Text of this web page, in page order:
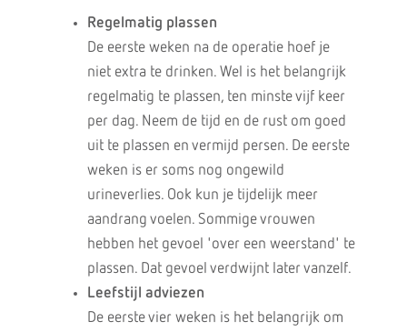
Regelmatig plassen
De eerste weken na de operatie hoef je
niet extra te drinken. Wel is het belangrijk
regelmatig te plassen, ten minste vijf keer
per dag. Neem de tijd en de rust om goed
uit te plassen en vermijd persen. De eerste
weken is er soms nog ongewild
urineverlies. Ook kun je tijdelijk meer
aandrang voelen. Sommige vrouwen
hebben het gevoel 'over een weerstand' te
plassen. Dat gevoel verdwijnt later vanzelf.
Leefstijl adviezen
De eerste vier weken is het belangrijk om